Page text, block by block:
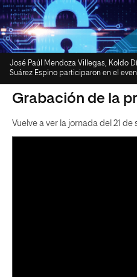
José Paúl Mendoza Villegas, Koldo
Suárez Espino participaron en el
Grabación de la
Vuelve a ver la jornada del 21